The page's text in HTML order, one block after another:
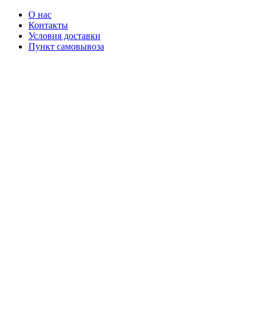
О нас
Контакты
Условия доставки
Пункт самовывоза